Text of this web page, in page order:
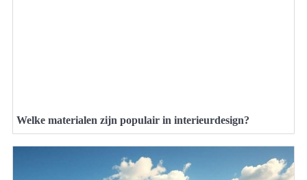
Welke materialen zijn populair in interieurdesign?